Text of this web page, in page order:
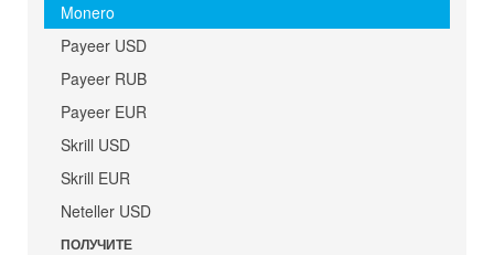
Monero
Payeer USD
Payeer RUB
Payeer EUR
Skrill USD
Skrill EUR
Neteller USD
ПОЛУЧИТЕ